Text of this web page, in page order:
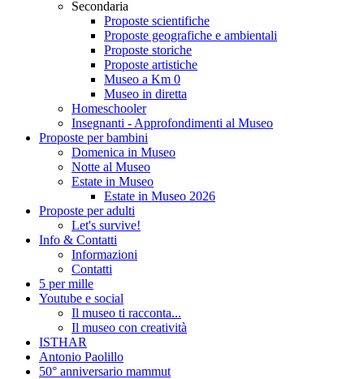
Secondaria
Proposte scientifiche
Proposte geografiche e ambientali
Proposte storiche
Proposte artistiche
Museo a Km 0
Museo in diretta
Homeschooler
Insegnanti - Approfondimenti al Museo
Proposte per bambini
Domenica in Museo
Notte al Museo
Estate in Museo
Estate in Museo 2026
Proposte per adulti
Let's survive!
Info & Contatti
Informazioni
Contatti
5 per mille
Youtube e social
Il museo ti racconta...
Il museo con creatività
ISTHAR
Antonio Paolillo
50° anniversario mammut